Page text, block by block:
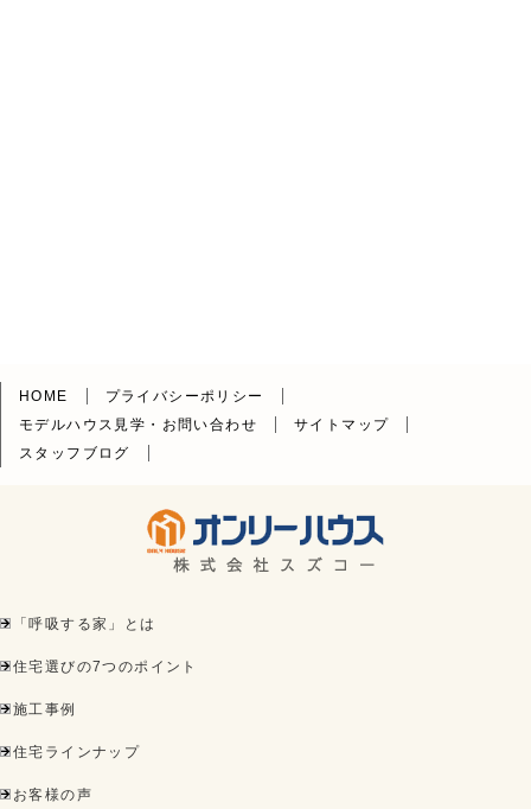
HOME
プライバシーポリシー
モデルハウス見学・お問い合わせ
サイトマップ
スタッフブログ
「呼吸する家」とは
住宅選びの7つのポイント
施工事例
住宅ラインナップ
お客様の声